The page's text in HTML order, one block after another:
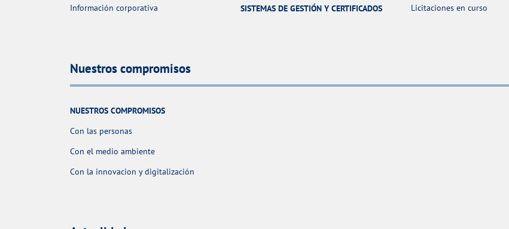
Información corporativa
SISTEMAS DE GESTIÓN Y CERTIFICADOS
Licitaciones en curso
Nuestros compromisos
NUESTROS COMPROMISOS
Con las personas
Con el medio ambiente
Con la innovacion y digitalización